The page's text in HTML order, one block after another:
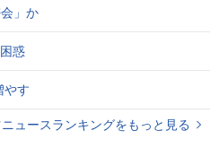
」か
惑
やす
ュースランキングをもっと見る